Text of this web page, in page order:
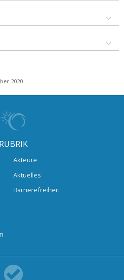
2020
RUBRIK
Akteure
Aktuelles
Barrierefreiheit